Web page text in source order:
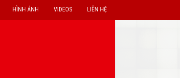
LIÊN HỆ
VIDEOS
HÌNH ẢNH